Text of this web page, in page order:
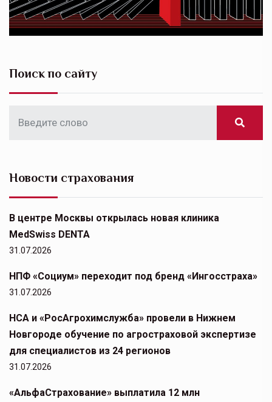
Поиск по сайту
Новости страхования
В центре Москвы открылась новая клиника
MedSwiss DENTA
31.07.2026
НПФ «Социум» переходит под бренд «Ингосстраха»
31.07.2026
НСА и «РосАгрохимслужба» провели в Нижнем
Новгороде обучение по агростраховой экспертизе
для специалистов из 24 регионов
31.07.2026
«АльфаСтрахование» выплатила 12 млн